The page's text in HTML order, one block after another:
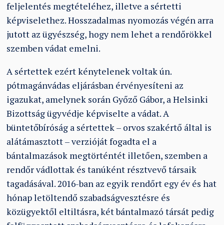
feljelentés megtételéhez, illetve a sértetti
képviselethez. Hosszadalmas nyomozás végén arra
jutott az ügyészség, hogy nem lehet a rendőrökkel
szemben vádat emelni.
A sértettek ezért kénytelenek voltak ún.
pótmagánvádas eljárásban érvényesíteni az
igazukat, amelynek során Győző Gábor, a Helsinki
Bizottság ügyvédje képviselte a vádat. A
büntetőbíróság a sértettek – orvos szakértő által is
alátámasztott – verzióját fogadta el a
bántalmazások megtörténtét illetően, szemben a
rendőr vádlottak és tanúként résztvevő társaik
tagadásával. 2016-ban az egyik rendőrt egy év és hat
hónap letöltendő szabadságvesztésre és
közügyektől eltiltásra, két bántalmazó társát pedig